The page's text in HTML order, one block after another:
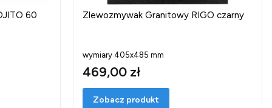
60 Zlewozmywak Granitowy RIGO czarny
wymiary 405x485 mm
469,00 zł
Zobacz produkt